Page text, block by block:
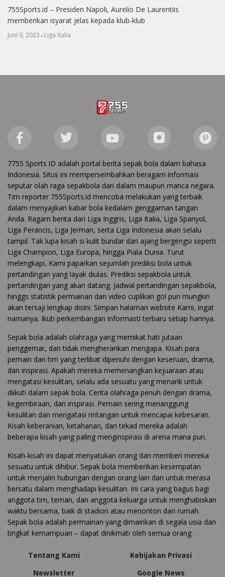
755Sports.id – Presiden Napoli, Aurelio De Laurentiis
memberikan isyarat jelas kepada klub-klub
Juni 9, 2023 - Liga Italia
7755 Sports iD adalah portal berita sepak bola dalam bahasa
Indonesia. Situs ini mempersembahkan beragam informasi
seputar olah raga sepakbola dari dalam maupun manca negara.
Tim reporter 755Sports.id mencoba melakukan yang terbaik
dalam menyajikan kabar bola kedalam genggaman tangan
Anda. Ragam berita dari Liga Inggris, Liga Italia, Liga Spanyol,
Liga Perancis, Liga Jerman, serta Liga Indonesia akan selalu
tampil. Tak lupa kisah si kulit bundar dari ajang bergengsi seperti
Liga Champion, Liga Europa, hingga Piala Dunia. Turut
melengkapi, Kami paparkan sejumlah prediksi bola untuk
pertandingan yang layak diulas. Prediksi sepakbola untuk
pertandingan yang akan datang. Jadwal pertandingan sepakbola,
hinggs statistik permainan dan video cuplikan gol pun mungkin
akan tersaji lengkap disini. Simpan halaman website Kami, ingat
namanya. Ikuti perkembangan informasti terbaru setiap harinya.
Sepak bola adalah olahraga yang memikat hati jutaan
penggemar, dan tidak mengherankan mengapa. Kisah para
pemain dan tim yang terlibat dipenuhi dengan keseruan, drama,
dan inspirasi. Apakah mereka memenangkan kejuaraan atau
mengatasi kesulitan, selalu ada sesuatu yang menarik untuk
diikuti dalam sepak bola. Cerita olahraga penuh dengan drama,
kegembiraan, dan inspirasi. Pemain sering menanggung
kesulitan dan mengatasi rintangan untuk mencapai kebesaran.
Kisah keberanian, ketahanan, dan tekad mereka adalah
beberapa kisah yang paling menginspirasi di arena mana pun.
Kisah-kisah ini dapat menyatukan orang dan memberi mereka
sesuatu untuk dihibur. Sepak bola memberikan kesempatan
untuk menjalin hubungan dengan orang lain dan untuk merasa
bersatu dalam menghadapi kesulitan. Ini cara yang bagus bagi
anggota tim, teman, dan anggota keluarga untuk menghabiskan
waktu bersama, baik di stadion atau menonton dari rumah.
Sepak bola adalah permainan yang dimainkan di segala usia dan
tingkat kemampuan – dapat dinikmati oleh semua orang.
Tentang Kami
Kebijakan Privasi
Newsletter
Google News